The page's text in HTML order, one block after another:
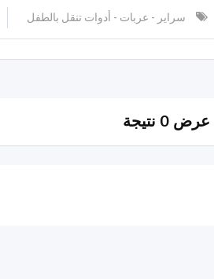
سراير - عربات - أدوات تنقل بالطفل
عرض 0 نتيجة